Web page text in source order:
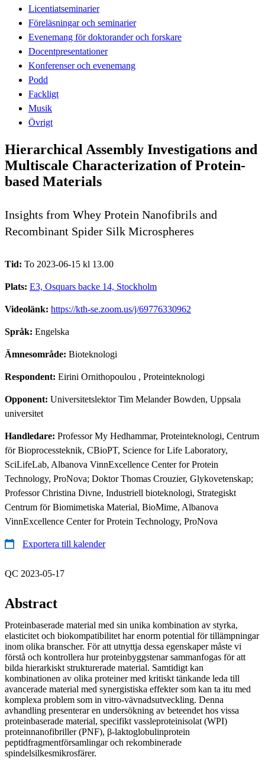
Licentiatseminarier
Föreläsningar och seminarier
Evenemang för doktorander och forskare
Docentpresentationer
Konferenser och evenemang
Podd
Fackligt
Musik
Övrigt
Hierarchical Assembly Investigations and
Multiscale Characterization of Protein-
based Materials
Insights from Whey Protein Nanofibrils and
Recombinant Spider Silk Microspheres
Tid: To 2023-06-15 kl 13.00
Plats: E3, Osquars backe 14, Stockholm
Videolänk: https://kth-se.zoom.us/j/69776330962
Språk: Engelska
Ämnesområde: Bioteknologi
Respondent: Eirini Ornithopoulou , Proteinteknologi
Opponent: Universitetslektor Tim Melander Bowden, Uppsala
universitet
Handledare: Professor My Hedhammar, Proteinteknologi, Centrum
för Bioprocessteknik, CBioPT, Science for Life Laboratory,
SciLifeLab, Albanova VinnExcellence Center for Protein
Technology, ProNova; Doktor Thomas Crouzier, Glykovetenskap;
Professor Christina Divne, Industriell bioteknologi, Strategiskt
Centrum för Biomimetiska Material, BioMime, Albanova
VinnExcellence Center for Protein Technology, ProNova
Exportera till kalender
QC 2023-05-17
Abstract
Proteinbaserade material med sin unika kombination av styrka,
elasticitet och biokompatibilitet har enorm potential för tillämpningar
inom olika branscher. För att utnyttja dessa egenskaper måste vi
förstå och kontrollera hur proteinbyggstenar sammanfogas för att
bilda hierarkiskt strukturerade material. Samtidigt kan
kombinationen av olika proteiner med kritiskt tänkande leda till
avancerade material med synergistiska effekter som kan ta itu med
komplexa problem som in vitro-vävnadsutveckling. Denna
avhandling presenterar en undersökning av beteendet hos vissa
proteinbaserade material, specifikt vassleproteinisolat (WPI)
proteinnanofibriller (PNF), β-laktoglobulinprotein
peptidfragmentförsamlingar och rekombinerade
spindelsilkesmikrosfärer.